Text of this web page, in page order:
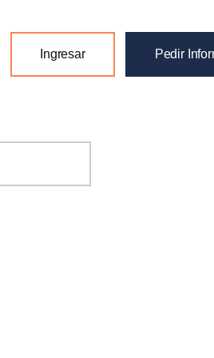
Ingresar Pedir